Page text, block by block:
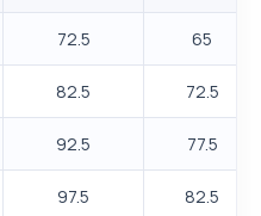
72.5 65
82.5 72.5
92.5 77.5
97.5 82.5